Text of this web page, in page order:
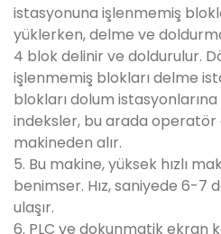
istasyonuna işlenmemiş
yüklerken, delme ve
4 blok delinir ve doldurulur.
işlenmemiş blokları delme
blokları dolum
indeksler, bu arada operatör
makineden alır.
5. Bu makine, yüksek hızlı
benimser. Hız, saniyede 6-
ulaşır.
6. PLC ve dokunmatik ekran